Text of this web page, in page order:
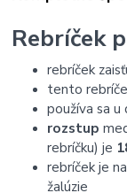
Rebríček
rebríček
tento
používa sa u
rozstup
rebríčku) je
rebríček je
žalúzie